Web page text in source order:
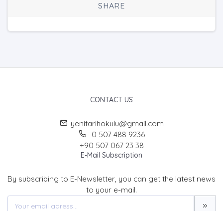
SHARE
CONTACT US
yenitarihokulu@gmail.com
0 507 488 9236
+90 507 067 23 38
E-Mail Subscription
By subscribing to E-Newsletter, you can get the latest news
to your e-mail.